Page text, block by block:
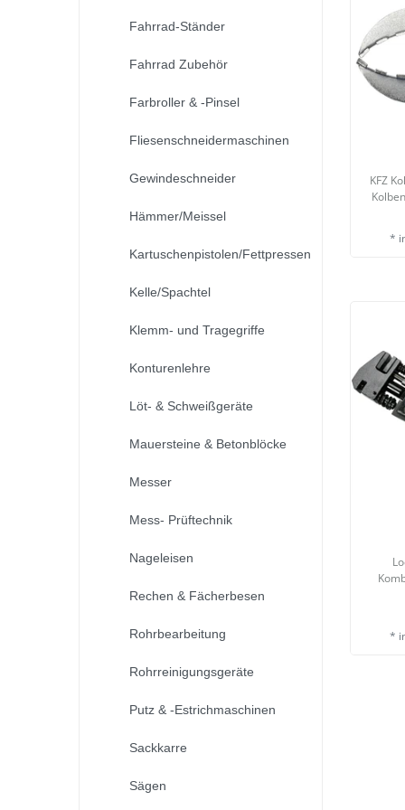
Fahrrad-Ständer
Fahrrad Zubehör
Farbroller & -Pinsel
Fliesenschneidermaschinen
Gewindeschneider
Hämmer/Meissel
Kartuschenpistolen/Fettpressen
Kelle/Spachtel
Klemm- und Tragegriffe
Konturenlehre
Löt- & Schweißgeräte
Mauersteine & Betonblöcke
Messer
Mess- Prüftechnik
Nageleisen
Rechen & Fächerbesen
Rohrbearbeitung
Rohrreinigungsgeräte
Putz & -Estrichmaschinen
Sackkarre
Sägen
KFZ
*
*